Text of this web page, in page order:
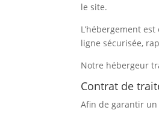
le site.
L’hébergement
ligne sécurisée,
Notre hébergeur
Contrat de
Afin de garantir